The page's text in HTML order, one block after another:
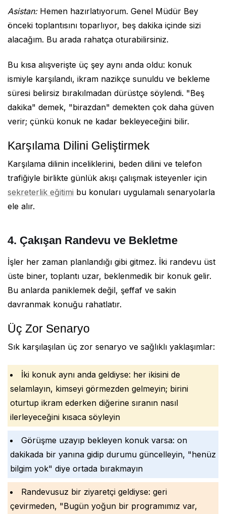
Asistan:Hemen hazırlatıyorum. Genel Müdür Bey
önceki toplantısını toparlıyor, beş dakika içinde sizi
alacağım. Bu arada rahatça oturabilirsiniz.
Bu kısa alışverişte üç şey aynı anda oldu: konuk
ismiyle karşılandı, ikram nazikçe sunuldu ve bekleme
süresi belirsiz bırakılmadan dürüstçe söylendi. "Beş
dakika" demek, "birazdan" demekten çok daha güven
verir; çünkü konuk ne kadar bekleyeceğini bilir.
Karşılama Dilini Geliştirmek
Karşılama dilinin inceliklerini, beden dilini ve telefon
trafiğiyle birlikte günlük akışı çalışmak isteyenler için
sekreterlik eğitimi bu konuları uygulamalı senaryolarla
ele alır.
4. Çakışan Randevu ve Bekletme
İşler her zaman planlandığı gibi gitmez. İki randevu üst
üste biner, toplantı uzar, beklenmedik bir konuk gelir.
Bu anlarda paniklemek değil, şeffaf ve sakin
davranmak konuğu rahatlatır.
Üç Zor Senaryo
Sık karşılaşılan üç zor senaryo ve sağlıklı yaklaşımlar:
İki konuk aynı anda geldiyse: her ikisini de
selamlayın, kimseyi görmezden gelmeyin; birini
oturtup ikram ederken diğerine sıranın nasıl
ilerleyeceğini kısaca söyleyin
Görüşme uzayıp bekleyen konuk varsa: on
dakikada bir yanına gidip durumu güncelleyin, "henüz
bilgim yok" diye ortada bırakmayın
Randevusuz bir ziyaretçi geldiyse: geri
çevirmeden, "Bugün yoğun bir programımız var,